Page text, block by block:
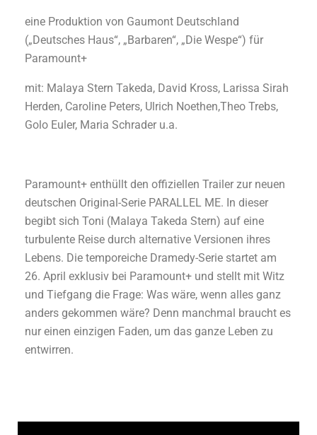
eine Produktion von Gaumont Deutschland
(„Deutsches Haus“, „Barbaren“, „Die Wespe“) für
Paramount+
mit: Malaya Stern Takeda, David Kross, Larissa Sirah
Herden, Caroline Peters, Ulrich Noethen,Theo Trebs,
Golo Euler, Maria Schrader u.a.
Paramount+ enthüllt den offiziellen Trailer zur neuen
deutschen Original-Serie PARALLEL ME. In dieser
begibt sich Toni (Malaya Takeda Stern) auf eine
turbulente Reise durch alternative Versionen ihres
Lebens. Die temporeiche Dramedy-Serie startet am
26. April exklusiv bei Paramount+ und stellt mit Witz
und Tiefgang die Frage: Was wäre, wenn alles ganz
anders gekommen wäre? Denn manchmal braucht es
nur einen einzigen Faden, um das ganze Leben zu
entwirren.